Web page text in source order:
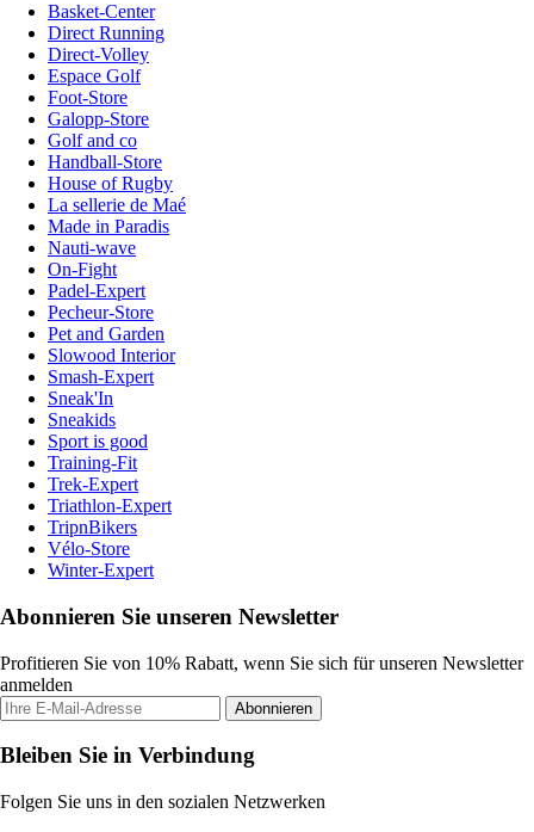
Basket-Center
Direct Running
Direct-Volley
Espace Golf
Foot-Store
Galopp-Store
Golf and co
Handball-Store
House of Rugby
La sellerie de Maé
Made in Paradis
Nauti-wave
On-Fight
Padel-Expert
Pecheur-Store
Pet and Garden
Slowood Interior
Smash-Expert
Sneak'In
Sneakids
Sport is good
Training-Fit
Trek-Expert
Triathlon-Expert
TripnBikers
Vélo-Store
Winter-Expert
Abonnieren Sie unseren Newsletter
Profitieren Sie von 10% Rabatt, wenn Sie sich für unseren Newsletter
anmelden
Abonnieren
Bleiben Sie in Verbindung
Folgen Sie uns in den sozialen Netzwerken